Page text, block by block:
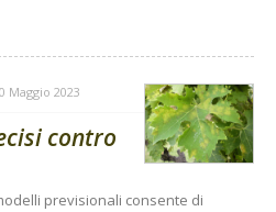
Maggio 2023
contro
previsionali consente di